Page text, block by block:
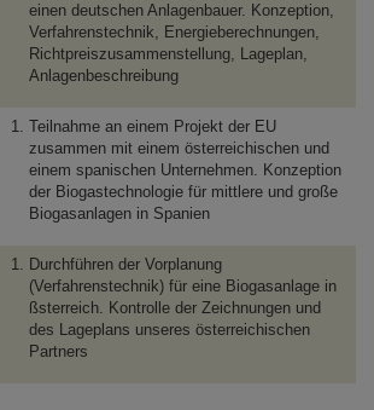
einen deutschen Anlagenbauer. Konzeption,
Verfahrenstechnik, Energieberechnungen,
Richtpreiszusammenstellung, Lageplan,
Anlagenbeschreibung
Teilnahme an einem Projekt der EU
zusammen mit einem österreichischen und
einem spanischen Unternehmen. Konzeption
der Biogastechnologie für mittlere und große
Biogasanlagen in Spanien
Durchführen der Vorplanung
(Verfahrenstechnik) für eine Biogasanlage in
ßsterreich. Kontrolle der Zeichnungen und
des Lageplans unseres österreichischen
Partners